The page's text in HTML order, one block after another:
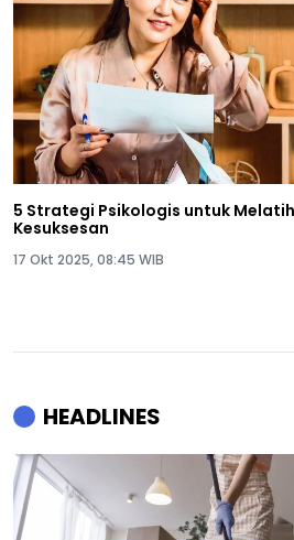
5 Strategi Psikologis untuk
Kesuksesan
17 Okt 2025, 08:45 WIB
HEADLINES